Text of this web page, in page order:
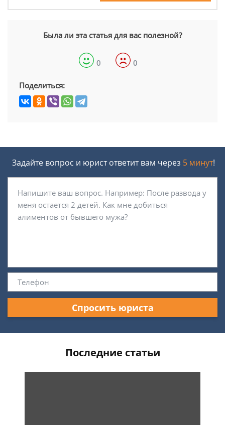
Была ли эта статья для вас полезной?
0 0
Поделиться:
Задайте вопрос и юрист ответит вам через 5 минут!
Спросить юриста
Последние статьи